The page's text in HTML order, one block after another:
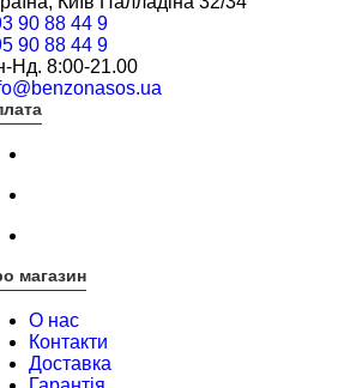
90 88 44 9
90 88 44 9
Нд. 8:00-21.00
магазин
О нас
Контакти
Доставка